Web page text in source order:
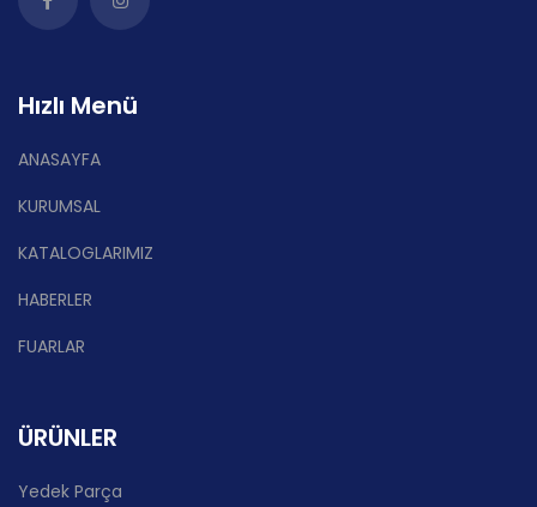
Hızlı Menü
ANASAYFA
KURUMSAL
KATALOGLARIMIZ
HABERLER
FUARLAR
ÜRÜNLER
Yedek Parça